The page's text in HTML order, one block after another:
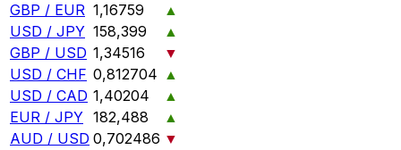
GBP / EUR 1,16759
▲
USD / JPY 158,399
▲
GBP / USD 1,34516
▼
USD / CHF 0,812704 ▲
USD / CAD 1,40204
▲
EUR / JPY 182,488
▲
AUD / USD 0,702486 ▼